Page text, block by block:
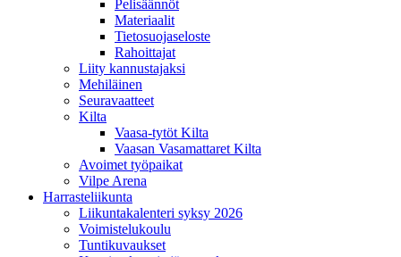
Pelisäännöt
Materiaalit
Tietosuojaseloste
Rahoittajat
Liity kannustajaksi
Mehiläinen
Seuravaatteet
Kilta
Vaasa-tytöt Kilta
Vaasan Vasamattaret Kilta
Avoimet työpaikat
Vilpe Arena
Harrasteliikunta
Liikuntakalenteri syksy 2026
Voimistelukoulu
Tuntikuvaukset